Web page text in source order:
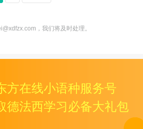
，我们将及时处理。
方在线小语种服务号
德法西学习必备大礼包